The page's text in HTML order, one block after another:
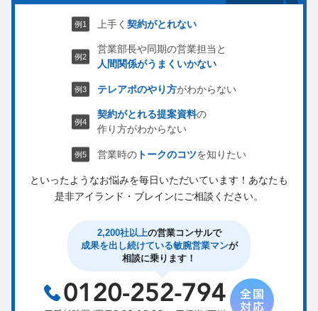
上手く契約がとれない
営業部長や同期の営業担当と
人間関係がうまくいかない
テレアポのやり方がわからない
契約がとれる提案資料の
作り方がわからない
営業時の トークのコツを知りたい
といったようなお悩みを毎日いただいています！ あなたも
是非アイランド・ブレインにご相談ください。
2,200社以上の営業コンサルで
成果を出し続けている敏腕営業マンが
相談に乗ります！